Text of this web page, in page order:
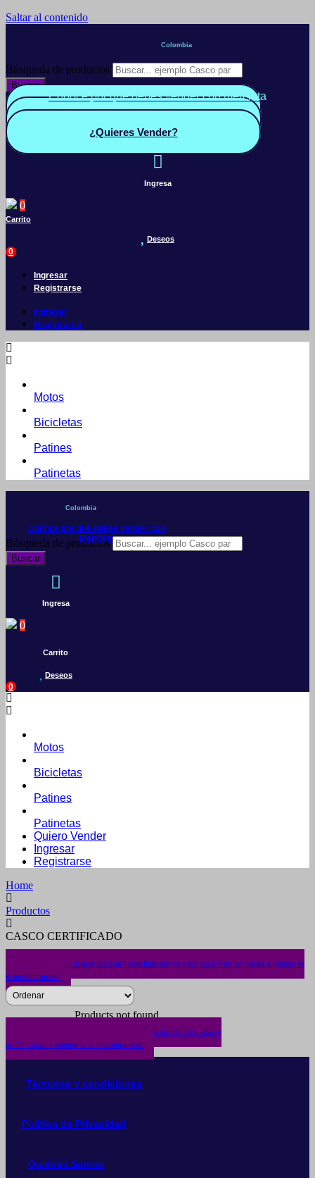
Saltar al contenido
Colombia
Búsqueda de productos
Buscar
Conoce por qué debes vender con mercleta
Quiero Vender
¿Quieres Vender?
Ingresa
0
Carrito
Deseos
0
Ingresar
Registrarse
Ingresar
Registrarse
Motos
Bicicletas
Patines
Patinetas
Colombia
Conoce por qué debes vender con
Mercleta
Búsqueda de productos
Buscar
Ingresa
0
Carrito
Deseos
0
Motos
Bicicletas
Patines
Patinetas
Quiero Vender
Ingresar
Registrarse
Home
Productos
CASCO CERTIFICADO
¿No encuentras lo que buscas? solicítalo dando click aquí y en 24 horas o menos te
lo encontramos.
Products not found.
¿No encuentras lo que buscas? solicítalo dando click aquí y
en 24 horas o menos te lo encontramos.
Términos y condiciones
Política de Privacidad
Quiénes Somos